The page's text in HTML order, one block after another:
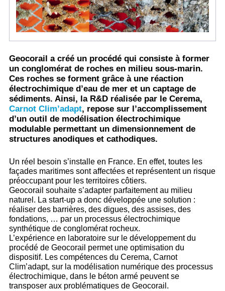
Geocorail a créé un procédé qui consiste à former
un conglomérat de roches en milieu sous-marin.
Ces roches se forment grâce à une réaction
électrochimique d’eau de mer et un captage de
sédiments. Ainsi, la R&D réalisée par le Cerema,
Carnot Clim’adapt, repose sur l’accomplissement
d’un outil de modélisation électrochimique
modulable permettant un dimensionnement de
structures anodiques et cathodiques.
Un réel besoin s’installe en France. En effet, toutes les
façades maritimes sont affectées et représentent un risque
préoccupant pour les territoires côtiers.
Geocorail souhaite s’adapter parfaitement au milieu
naturel. La start-up a donc développée une solution :
réaliser des barrières, des digues, des assises, des
fondations, … par un processus électrochimique
synthétique de conglomérat rocheux.
L’expérience en laboratoire sur le développement du
procédé de Geocorail permet une optimisation du
dispositif. Les compétences du Cerema, Carnot
Clim’adapt, sur la modélisation numérique des processus
électrochimique, dans le béton armé peuvent se
transposer aux problématiques de Geocorail.